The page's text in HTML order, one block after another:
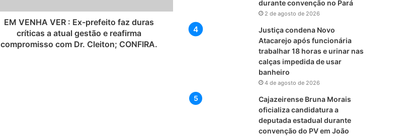
EM VENHA VER : Ex-prefeito faz duras
críticas a atual gestão e reafirma
compromisso com Dr. Cleiton; CONFIRA.
durante convenção no Pará
2 de agosto de 2026
Justiça condena Novo
Atacarejo após funcionária
trabalhar 18 horas e urinar nas
calças impedida de usar
banheiro
4 de agosto de 2026
Cajazeirense Bruna Morais
oficializa candidatura a
deputada estadual durante
convenção do PV em João